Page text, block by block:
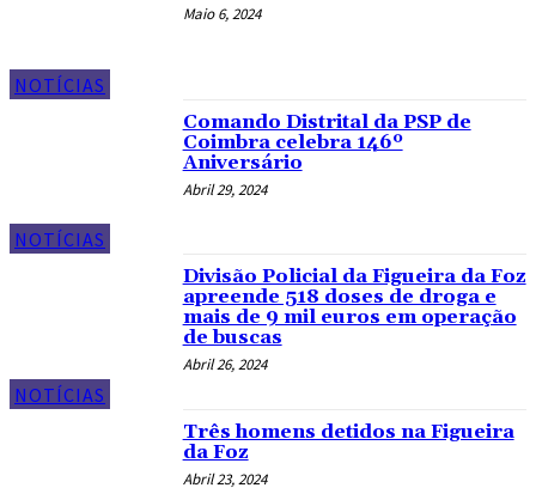
NOTÍCIAS
Maio 6, 2024
NOTÍCIAS
Comando Distrital da PSP de
Coimbra celebra 146º
Aniversário
Abril 29, 2024
NOTÍCIAS
Divisão Policial da Figueira da Foz
apreende 518 doses de droga e
mais de 9 mil euros em operação
de buscas
Abril 26, 2024
Três homens detidos na Figueira
da Foz
Abril 23, 2024